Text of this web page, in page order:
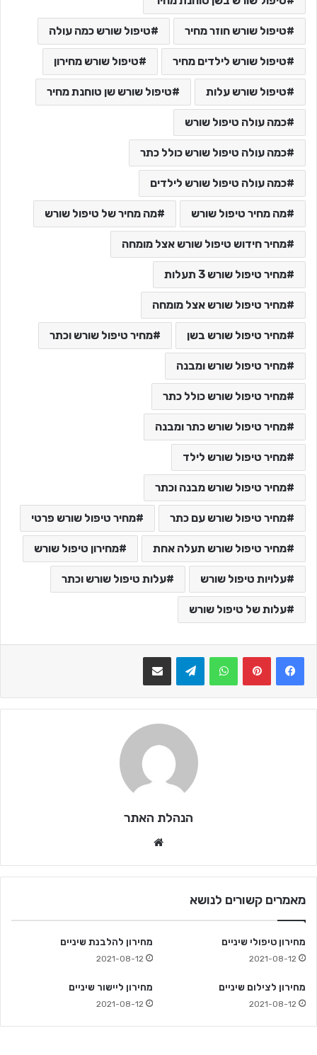
טיפול שורש חוזר מחיר טיפול שורש כמה עולה
טיפול שורש לילדים מחיר טיפול שורש מחירון
טיפול שורש עלות טיפול שורש שן טוחנת מחיר
כמה עולה טיפול שורש
כמה עולה טיפול שורש כולל כתר
כמה עולה טיפול שורש לילדים
מה מחיר טיפול שורש מה מחיר של טיפול שורש
מחיר חידוש טיפול שורש אצל מומחה
מחיר טיפול שורש 3 תעלות
מחיר טיפול שורש אצל מומחה
מחיר טיפול שורש בשן מחיר טיפול שורש וכתר
מחיר טיפול שורש ומבנה
מחיר טיפול שורש כולל כתר
מחיר טיפול שורש כתר ומבנה
מחיר טיפול שורש לילד
מחיר טיפול שורש מבנה וכתר
מחיר טיפול שורש עם כתר מחיר טיפול שורש פרטי
מחיר טיפול שורש תעלה אחת מחירון טיפול שורש
עלויות טיפול שורש עלות טיפול שורש וכתר
עלות של טיפול שורש
WhatsApp
Telegramשתף בדואר אלקטרוני
הנהלת האתר
מאמרים קשורים לנושא
מחירון טיפולי שיניים
2021-08-12
מחירון להלבנת שיניים
2021-08-12
מחירון לצילום שיניים
2021-08-12
מחירון ליישור שיניים
2021-08-12